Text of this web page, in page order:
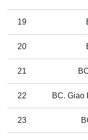
19
20
21
22 BC. Giao
23